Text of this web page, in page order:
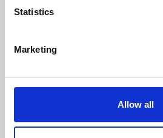
Statistics
Marketing
Allow all
Trevi S.p.A. 5819, Via Dismano
CONTATTI